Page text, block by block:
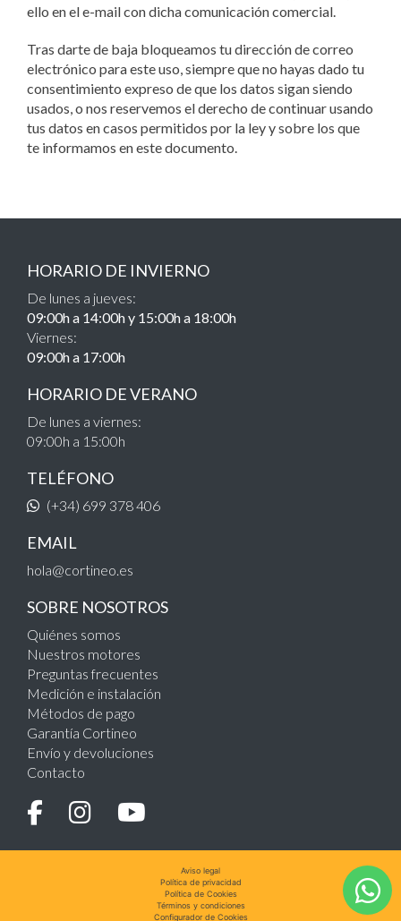
ello en el e-mail con dicha comunicación comercial.
Tras darte de baja bloqueamos tu dirección de correo
electrónico para este uso, siempre que no hayas dado tu
consentimiento expreso de que los datos sigan siendo
usados, o nos reservemos el derecho de continuar usando
tus datos en casos permitidos por la ley y sobre los que
te informamos en este documento.
HORARIO DE INVIERNO
De lunes a jueves:
09:00h a 14:00h y 15:00h a 18:00h
Viernes:
09:00h a 17:00h
HORARIO DE VERANO
De lunes a viernes:
09:00h a 15:00h
TELÉFONO
(+34) 699 378 406
EMAIL
hola@cortineo.es
SOBRE NOSOTROS
Quiénes somos
Nuestros motores
Preguntas frecuentes
Medición e instalación
Métodos de pago
Garantía Cortineo
Envío y devoluciones
Contacto
Aviso legal
Política de privacidad
Política de Cookies
Términos y condiciones
Configurador de Cookies